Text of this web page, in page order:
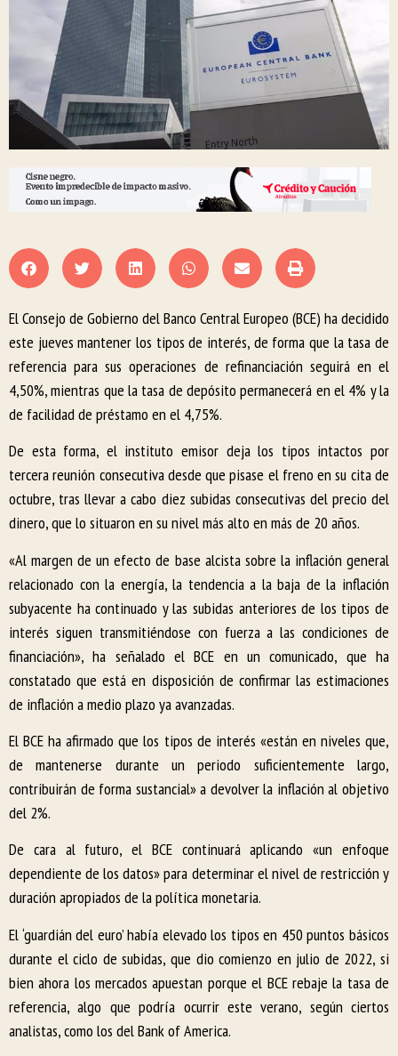
El Consejo de Gobierno del Banco Central Europeo (BCE) ha decidido
este jueves mantener los tipos de interés, de forma que la tasa de
referencia para sus operaciones de refinanciación seguirá en el
4,50%, mientras que la tasa de depósito permanecerá en el 4% y la
de facilidad de préstamo en el 4,75%.
De esta forma, el instituto emisor deja los tipos intactos por
tercera reunión consecutiva desde que pisase el freno en su cita de
octubre, tras llevar a cabo diez subidas consecutivas del precio del
dinero, que lo situaron en su nivel más alto en más de 20 años.
«Al margen de un efecto de base alcista sobre la inflación general
relacionado con la energía, la tendencia a la baja de la inflación
subyacente ha continuado y las subidas anteriores de los tipos de
interés siguen transmitiéndose con fuerza a las condiciones de
financiación», ha señalado el BCE en un comunicado, que ha
constatado que está en disposición de confirmar las estimaciones
de inflación a medio plazo ya avanzadas.
El BCE ha afirmado que los tipos de interés «están en niveles que,
de mantenerse durante un periodo suficientemente largo,
contribuirán de forma sustancial» a devolver la inflación al objetivo
del 2%.
De cara al futuro, el BCE continuará aplicando «un enfoque
dependiente de los datos» para determinar el nivel de restricción y
duración apropiados de la política monetaria.
El ‘guardián del euro’ había elevado los tipos en 450 puntos básicos
durante el ciclo de subidas, que dio comienzo en julio de 2022, si
bien ahora los mercados apuestan porque el BCE rebaje la tasa de
referencia, algo que podría ocurrir este verano, según ciertos
analistas, como los del Bank of America.